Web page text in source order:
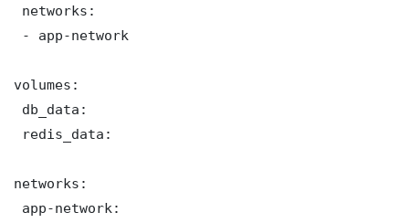
networks:
- app-network
volumes:
db_data:
redis_data:
networks:
app-network: